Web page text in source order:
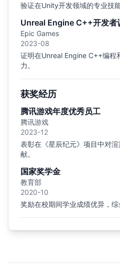
验证在Unity开发领域的专业技能
Unreal Engine C++开发者
Epic Games
2023-08
证明在Unreal Engine C++编程
力。
获奖经历
腾讯游戏年度优秀员工
腾讯游戏
2023-12
表彰在《星辰纪元》项目中对
献。
国家奖学金
教育部
2020-10
奖励在校期间学业成绩优异，综